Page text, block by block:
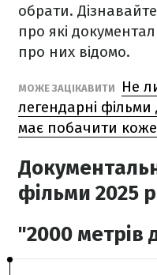
обрати.
про які
про них відомо.
МОЖЕ ЗАЦІКАВИТИ
Не
легендарні
має побачити
фільми 2025
"2000 метрів